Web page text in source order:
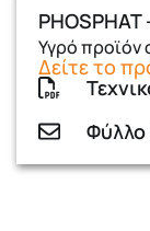
PHOSPHAT
Υγρό
Δείτε το
Φύλλο